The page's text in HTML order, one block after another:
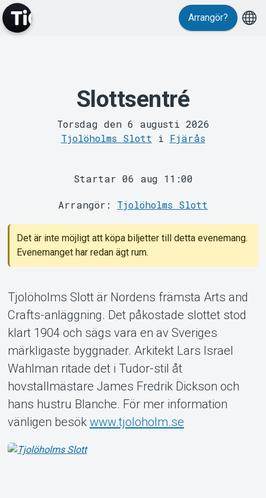
MyTickster
Support
Om Tickster
Arrangör?
Slottsentré
Torsdag den 6 augusti 2026
Tjolöholms Slott i Fjärås
Startar 06 aug 11:00
Arrangör: Tjolöholms Slott
Det är inte möjligt att köpa biljetter till detta evenemang.
Evenemanget har redan ägt rum.
Tjolöholms Slott är Nordens främsta Arts and
Crafts-anläggning. Det påkostade slottet stod
klart 1904 och sägs vara en av Sveriges
märkligaste byggnader. Arkitekt Lars Israel
Wahlman ritade det i Tudor-stil åt
hovstallmästare James Fredrik Dickson och
hans hustru Blanche. För mer information
vänligen besök www.tjoloholm.se